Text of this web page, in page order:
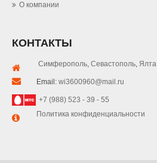
О компании
КОНТАКТЫ
Симферополь, Севастополь, Ялта
Email: wi3600960@mail.ru
+7 (988) 523 - 39 - 55
Политика конфиденциальности